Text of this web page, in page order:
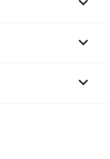

keyboard_arrow_down